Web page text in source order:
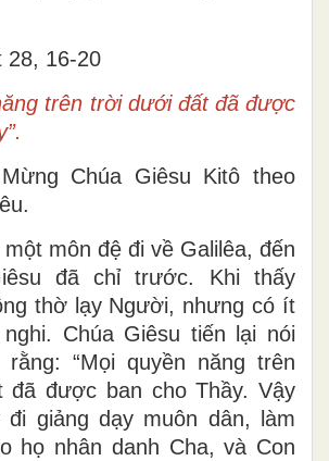
28, 16-20
trên trời dưới đất đã được
Chúa Giêsu Kitô theo
môn đệ đi về Galilêa, đến
đã chỉ trước. Khi thấy
thờ lạy Người, nhưng có ít
Chúa Giêsu tiến lại nói
“Mọi quyền năng trên
được ban cho Thầy. Vậy
đi giảng dạy muôn dân, làm
họ nhân danh Cha, và Con